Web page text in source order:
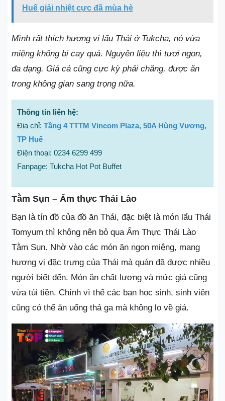
Huế giải nhiệt cực đã mùa hè
Mình rất thích hương vị lẩu Thái ở Tukcha, nó vừa
miệng không bị cay quá. Nguyên liệu thì tươi ngon,
đa dạng. Giá cả cũng cực kỳ phải chăng, được ăn
trong không gian sang trọng nữa.
Thông tin liên hệ:
Địa chỉ: Tầng 4 TTTM Vincom Plaza, 50A Hùng Vương,
TP Huế
Điện thoại: 0234 6299 499
Fanpage: Tukcha Hot Pot Buffet
Tằm Sụn – Ẩm thực Thái Lào
Bạn là tín đồ của đồ ăn Thái, đặc biệt là món lẩu Thái
Tomyum thì không nên bỏ qua Ẩm Thực Thái Lào
Tằm Sụn. Nhờ vào các món ăn ngon miệng, mang
hương vị đặc trưng của Thái mà quán đã được nhiều
người biết đến. Món ăn chất lượng và mức giá cũng
vừa túi tiền. Chính vì thế các bạn học sinh, sinh viên
cũng có thể ăn uống thả ga mà không lo về giá.